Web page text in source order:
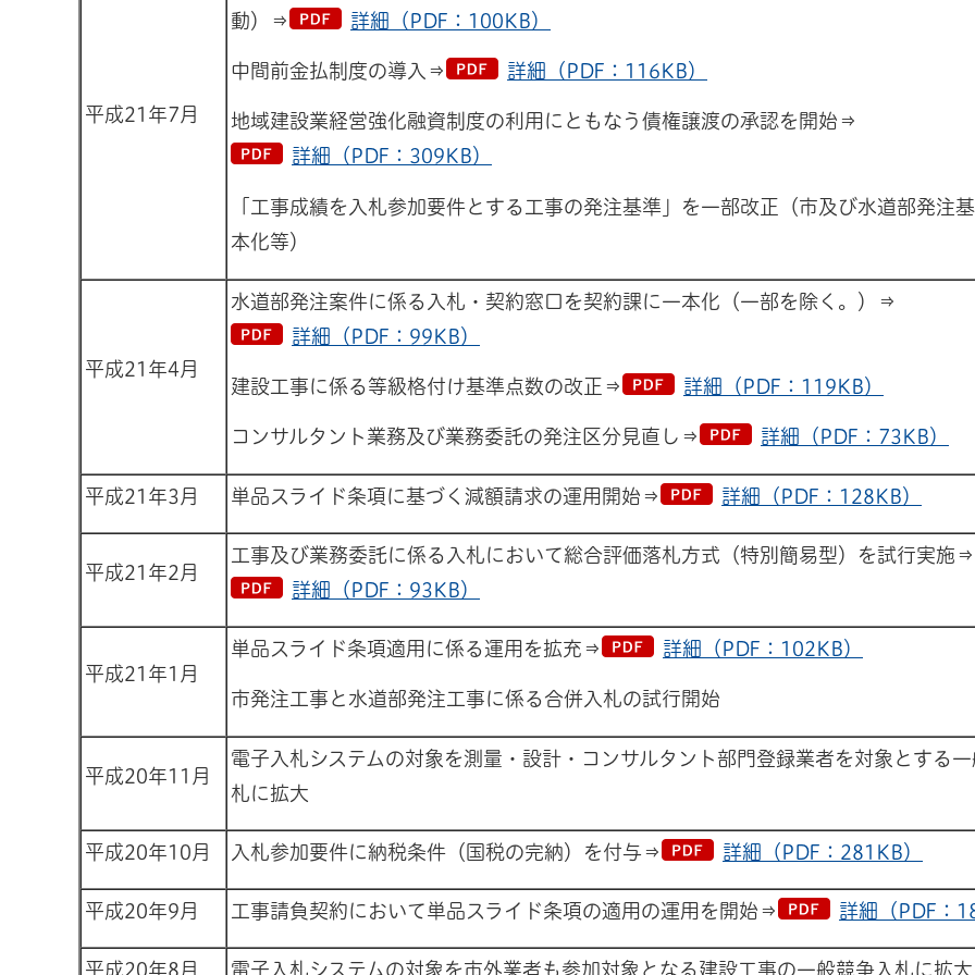
平成21年7月
動）⇒ 詳細（PDF：100KB）
中間前金払制度の導入⇒ 詳細（PDF：116KB）
地域建設業経営強化融資制度の利用にともなう債権譲渡の承認を開始⇒
詳細（PDF：309KB）
「工事成績を入札参加要件とする工事の発注基準」を一部改正（市及び水道部発注
本化等）
平成21年4月
水道部発注案件に係る入札・契約窓口を契約課に一本化（一部を除く。）⇒
詳細（PDF：99KB）
建設工事に係る等級格付け基準点数の改正⇒ 詳細（PDF：119KB）
コンサルタント業務及び業務委託の発注区分見直し⇒ 詳細（PDF：73KB）
平成21年3月 単品スライド条項に基づく減額請求の運用開始⇒ 詳細（PDF：128KB）
平成21年2月
工事及び業務委託に係る入札において総合評価落札方式（特別簡易型）を試行実施⇒
詳細（PDF：93KB）
平成21年1月
単品スライド条項適用に係る運用を拡充⇒ 詳細（PDF：102KB）
市発注工事と水道部発注工事に係る合併入札の試行開始
平成20年11月
電子入札システムの対象を測量・設計・コンサルタント部門登録業者を対象とする
札に拡大
平成20年10月 入札参加要件に納税条件（国税の完納）を付与⇒ 詳細（PDF：281KB）
平成20年9月 工事請負契約において単品スライド条項の適用の運用を開始⇒ 詳細（PDF：
平成20年8月 電子入札システムの対象を市外業者も参加対象となる建設工事の一般競争入札に拡大